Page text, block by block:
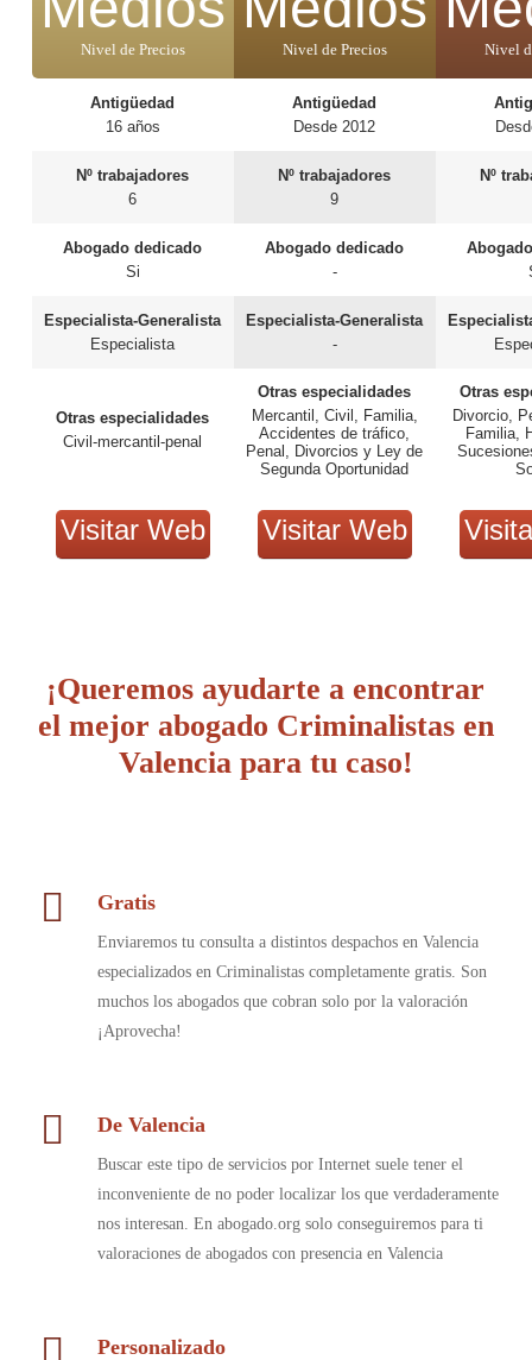
Nivel de Precios
Antigüedad
16 años
Nº trabajadores
6
Abogado dedicado
Si
Especialista-Generalista
Especialista
Otras especialidades
Civil-mercantil-penal
Visitar Web
Nivel de Precios
Antigüedad
Desde 2012
Nº trabajadores
9
Abogado dedicado
-
Especialista-Generalista
-
Otras especialidades
Mercantil, Civil, Familia,
Accidentes de tráfico,
Penal, Divorcios y Ley de
Segunda Oportunidad
Visitar Web
Nivel
Nº
Otras
Divorcio,
Familia,
¡Queremos ayudarte a encontrar
el mejor abogado Criminalistas en
Valencia para tu caso!
Gratis
Enviaremos tu consulta a distintos despachos en Valencia
especializados en Criminalistas completamente gratis. Son
muchos los abogados que cobran solo por la valoración
¡Aprovecha!
De Valencia
Buscar este tipo de servicios por Internet suele tener el
inconveniente de no poder localizar los que verdaderamente
nos interesan. En abogado.org solo conseguiremos para ti
valoraciones de abogados con presencia en Valencia
Personalizado